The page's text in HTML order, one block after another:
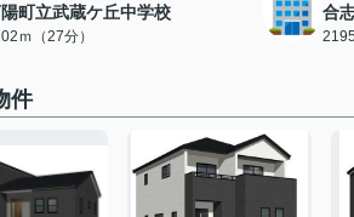
町立武蔵ケ丘中学校
ｍ（27分）
合
件